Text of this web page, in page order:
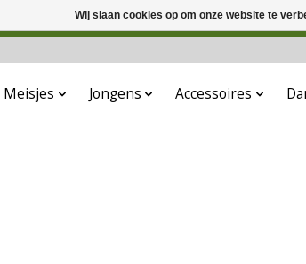
Meisjes Jongens Accessoires
Wij slaan cookies op om onze website te
Deze winkel is in aanbouw. Eventueel